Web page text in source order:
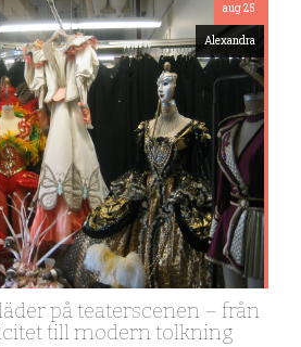
aug 25
Alexandra
på teaterscenen – från
till modern tolkning